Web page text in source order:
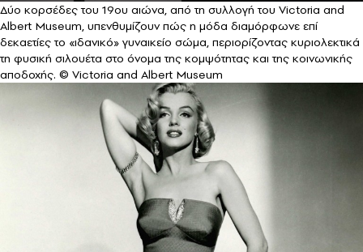
Δύο κορσέδες του 19ου αιώνα, από τη συλλογή του Victoria and
Albert Museum, υπενθυμίζουν πώς η μόδα διαμόρφωνε επί
δεκαετίες το «ιδανικό» γυναικείο σώμα, περιορίζοντας κυριολεκτικά
τη φυσική σιλουέτα στο όνομα της κομψότητας και της κοινωνικής
αποδοχής. © Victoria and Albert Museum